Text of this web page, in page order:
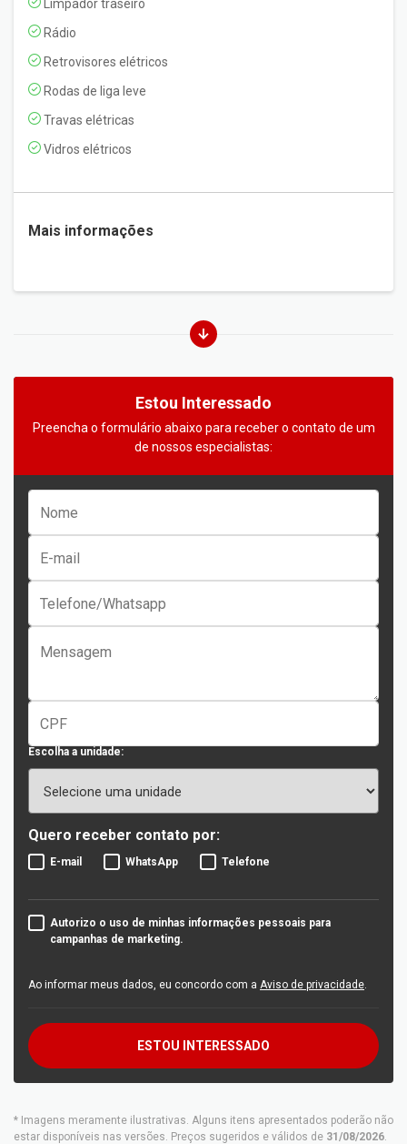
Limpador traseiro
Rádio
Retrovisores elétricos
Rodas de liga leve
Travas elétricas
Vidros elétricos
Mais informações
Estou Interessado
Preencha o formulário abaixo para receber o contato de um
de nossos especialistas:
Escolha a unidade:
Quero receber contato por:
E-mail WhatsApp Telefone
Autorizo o uso de minhas informações pessoais para
campanhas de marketing.
Ao informar meus dados, eu concordo com a Aviso de privacidade.
ESTOU INTERESSADO
* Imagens meramente ilustrativas. Alguns itens apresentados poderão não
estar disponíveis nas versões. Preços sugeridos e válidos de 31/08/2026.